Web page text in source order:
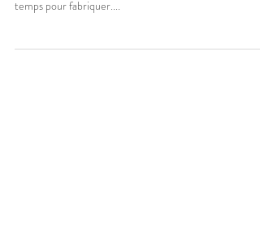
(Vendue) Cette année très particulière, pour les raisons
temps pour fabriquer....